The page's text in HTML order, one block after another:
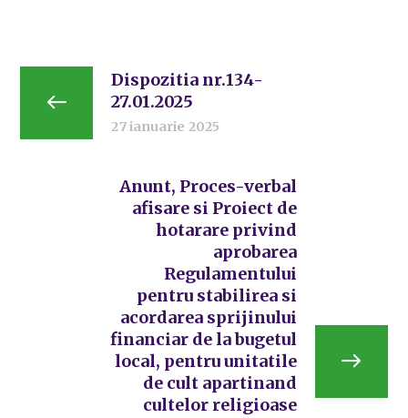
Dispozitia nr.134-
27.01.2025
27 ianuarie 2025
Anunt, Proces-verbal
afisare si Proiect de
hotarare privind
aprobarea
Regulamentului
pentru stabilirea si
acordarea sprijinului
financiar de la bugetul
local, pentru unitatile
de cult apartinand
cultelor religioase